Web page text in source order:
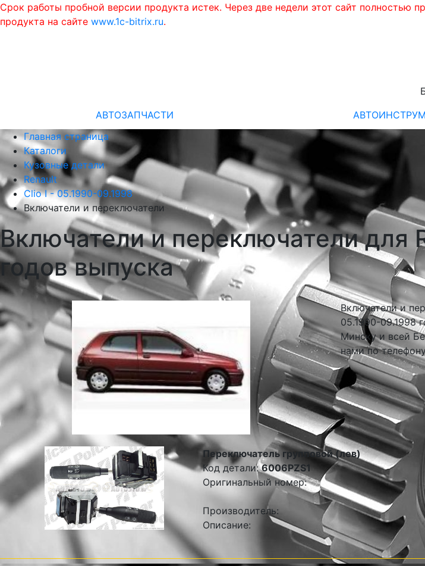
Срок работы пробной версии продукта истек. Через две недели этот сайт полностью
продукта на сайте www.1c-bitrix.ru.
АВТОЗАПЧАСТИ
Главная страница
Каталоги
Кузовные детали
Renault
Clio I - 05.1990-09.1998
Включатели и переключатели
Включатели и переключатели для
годов выпуска
Включатели и
05.1990-09.1998
Минску и всей
нами по
Переключатель групповой (лев)
Код детали:6006PZS1
Оригинальный номер:
Производитель:
Описание: